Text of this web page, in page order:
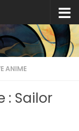
ANIME
: Sailor